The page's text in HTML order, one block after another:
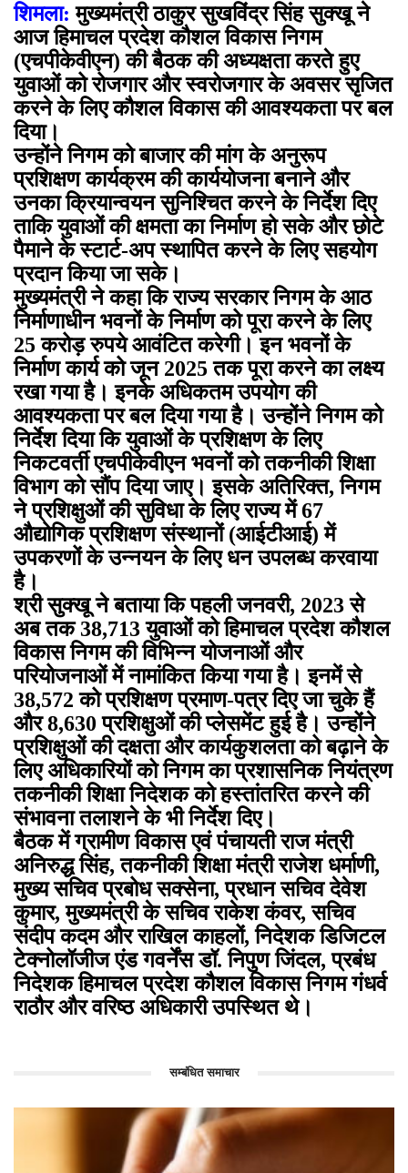
शिमला: मुख्यमंत्री ठाकुर सुखविंद्र सिंह सुक्खू ने
आज हिमाचल प्रदेश कौशल विकास निगम
(एचपीकेवीएन) की बैठक की अध्यक्षता करते हुए
युवाओं को रोजगार और स्वरोजगार के अवसर सृजित
करने के लिए कौशल विकास की आवश्यकता पर बल
दिया।
उन्होंने निगम को बाजार की मांग के अनुरूप
प्रशिक्षण कार्यक्रम की कार्ययोजना बनाने और
उनका क्रियान्वयन सुनिश्चित करने के निर्देश दिए
ताकि युवाओं की क्षमता का निर्माण हो सके और छोटे
पैमाने के स्टार्ट-अप स्थापित करने के लिए सहयोग
प्रदान किया जा सके।
मुख्यमंत्री ने कहा कि राज्य सरकार निगम के आठ
निर्माणाधीन भवनों के निर्माण को पूरा करने के लिए
25 करोड़ रुपये आवंटित करेगी। इन भवनों के
निर्माण कार्य को जून 2025 तक पूरा करने का लक्ष्य
रखा गया है। इनके अधिकतम उपयोग की
आवश्यकता पर बल दिया गया है। उन्होंने निगम को
निर्देश दिया कि युवाओं के प्रशिक्षण के लिए
निकटवर्ती एचपीकेवीएन भवनों को तकनीकी शिक्षा
विभाग को सौंप दिया जाए। इसके अतिरिक्त, निगम
ने प्रशिक्षुओं की सुविधा के लिए राज्य में 67
औद्योगिक प्रशिक्षण संस्थानों (आईटीआई) में
उपकरणों के उन्नयन के लिए धन उपलब्ध करवाया
है।
श्री सुक्खू ने बताया कि पहली जनवरी, 2023 से
अब तक 38,713 युवाओं को हिमाचल प्रदेश कौशल
विकास निगम की विभिन्न योजनाओं और
परियोजनाओं में नामांकित किया गया है। इनमें से
38,572 को प्रशिक्षण प्रमाण-पत्र दिए जा चुके हैं
और 8,630 प्रशिक्षुओं की प्लेसमेंट हुई है। उन्होंने
प्रशिक्षुओं की दक्षता और कार्यकुशलता को बढ़ाने के
लिए अधिकारियों को निगम का प्रशासनिक नियंत्रण
तकनीकी शिक्षा निदेशक को हस्तांतरित करने की
संभावना तलाशने के भी निर्देश दिए।
बैठक में ग्रामीण विकास एवं पंचायती राज मंत्री
अनिरुद्ध सिंह, तकनीकी शिक्षा मंत्री राजेश धर्माणी,
मुख्य सचिव प्रबोध सक्सेना, प्रधान सचिव देवेश
कुमार, मुख्यमंत्री के सचिव राकेश कंवर, सचिव
संदीप कदम और राखिल काहलों, निदेशक डिजिटल
टेक्नोलॉजीज एंड गवर्नेंस डॉ. निपुण जिंदल, प्रबंध
निदेशक हिमाचल प्रदेश कौशल विकास निगम गंधर्व
राठौर और वरिष्ठ अधिकारी उपस्थित थे।
सम्बंधित समाचार